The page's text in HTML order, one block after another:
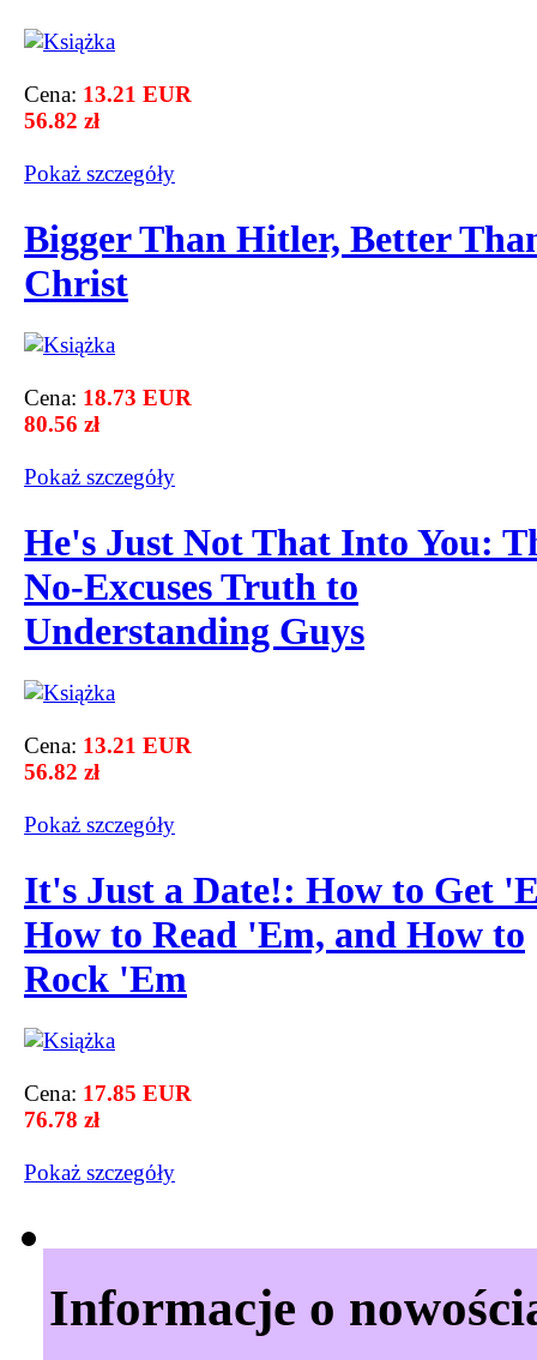
Cena: 13.21 EUR
56.82 zł
Pokaż szczegόły
Bigger Than Hitler, Better
Christ
Cena: 18.73 EUR
80.56 zł
Pokaż szczegόły
He's Just Not That Into You:
No-Excuses Truth to
Understanding Guys
Cena: 13.21 EUR
56.82 zł
Pokaż szczegόły
It's Just a Date!: How to Get
How to Read 'Em, and How to
Rock 'Em
Cena: 17.85 EUR
76.78 zł
Pokaż szczegόły
Informacje o